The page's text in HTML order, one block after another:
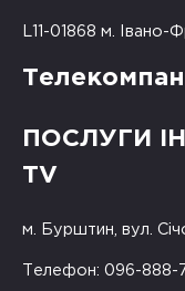
L11-01868 м. Івано-
ПОСЛУГИ
TV
м. Бурштин, вул.
Телефон: 096-